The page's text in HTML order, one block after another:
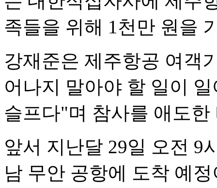
족들을 위해 1천만 원을
강재준은 제주항공 여객
어나지 말아야 할 일이
슬프다"며 참사를 애도한
앞서 지난달 29일 오전 9
남 무안 공항에 도착 예